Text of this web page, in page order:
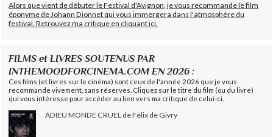
Alors que vient de débuter le Festival d'Avignon, je vous recommande le film
éponyme de Johann Dionnet qui vous immergera dans l'atmosphère du
festival. Retrouvez ma critique en cliquant ici.
FILMS et LIVRES SOUTENUS PAR
INTHEMOODFORCINEMA.COM EN 2026 :
Ces films (et livres sur le cinéma) sont ceux de l'année 2026 que je vous
recommande vivement, sans réserves. Cliquez sur le titre du film (ou du livre)
qui vous intéresse pour accéder au lien vers ma critique de celui-ci.
ADIEU MONDE CRUEL de Félix de Givry